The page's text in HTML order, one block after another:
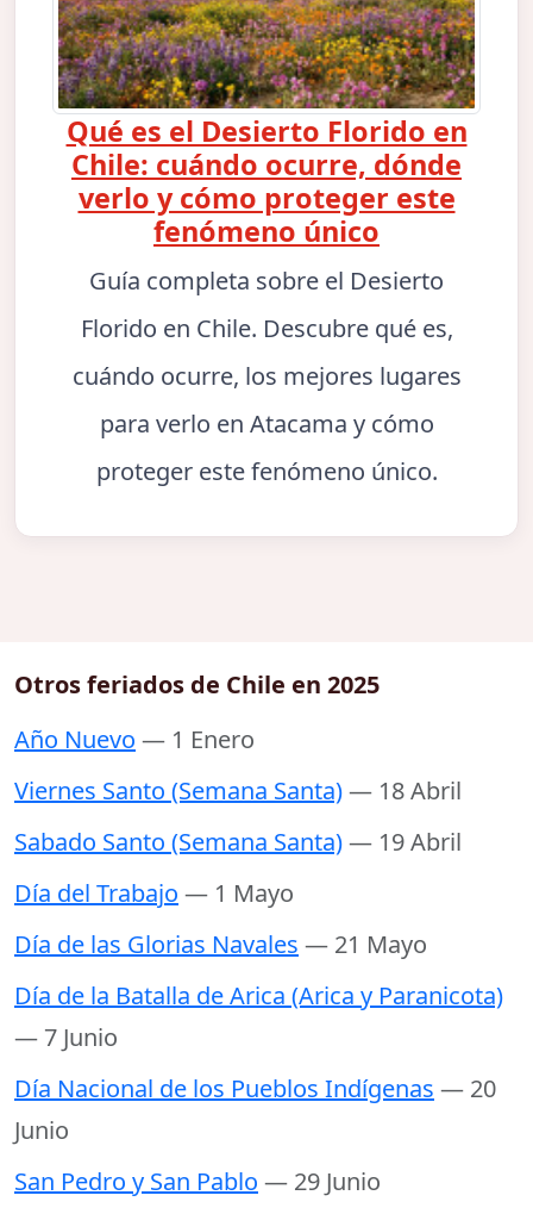
Qué es el Desierto Florido en
Chile: cuándo ocurre, dónde
verlo y cómo proteger este
fenómeno único
Guía completa sobre el Desierto
Florido en Chile. Descubre qué es,
cuándo ocurre, los mejores lugares
para verlo en Atacama y cómo
proteger este fenómeno único.
Otros feriados de Chile en 2025
Año Nuevo — 1 Enero
Viernes Santo (Semana Santa)— 18 Abril
Sabado Santo (Semana Santa)— 19 Abril
Día del Trabajo — 1 Mayo
Día de las Glorias Navales — 21 Mayo
Día de la Batalla de Arica (Arica y Paranicota)
— 7 Junio
Día Nacional de los Pueblos Indígenas — 20
Junio
San Pedro y San Pablo — 29 Junio